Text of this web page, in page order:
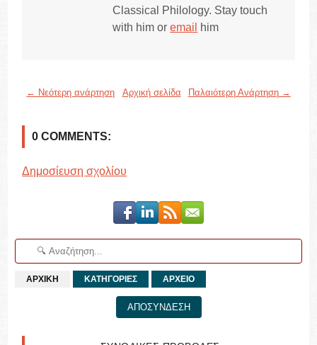
Classical Philology. Stay touch
with him oremail him
← Νεότερη ανάρτηση Παλαιότερη Ανάρτηση →
Αρχική σελίδα
0 COMMENTS:
Δημοσίευση σχολίου
ΑΡΧΙΚΗ ΚΑΤΗΓΟΡΙΕΣ ΑΡΧΕΙΟ
ΑΠΟΣΥΝΔΕΣΗ